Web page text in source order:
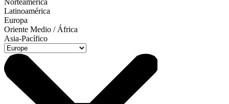
Latinoamérica
Europa
Oriente Medio / África
Asia-Pacífico